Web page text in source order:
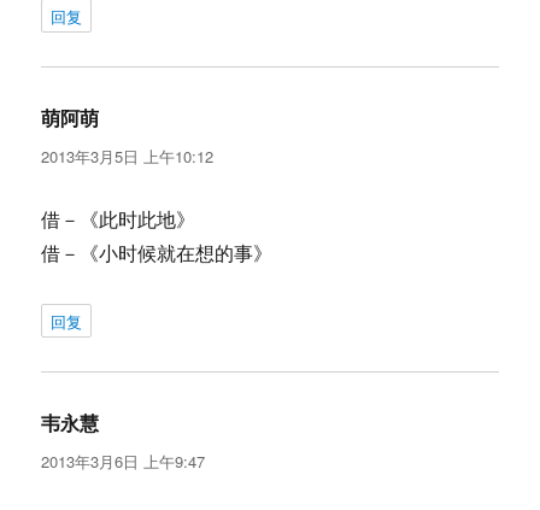
回复
萌阿萌
道：
2013年3月5日 上午10:12
借－《此时此地》
借－《小时候就在想的事》
回复
韦永慧
道：
2013年3月6日 上午9:47